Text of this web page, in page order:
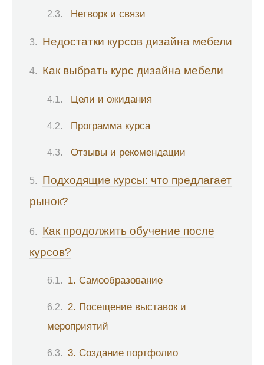
Нетворк и связи
Недостатки курсов дизайна мебели
Как выбрать курс дизайна мебели
Цели и ожидания
Программа курса
Отзывы и рекомендации
Подходящие курсы: что предлагает
рынок?
Как продолжить обучение после
курсов?
1. Самообразование
2. Посещение выставок и
мероприятий
3. Создание портфолио